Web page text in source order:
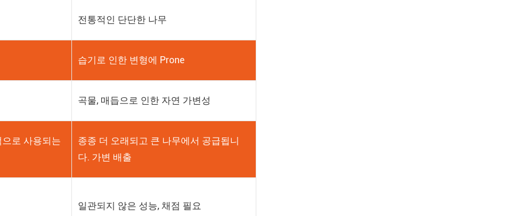
전통적인 단단한 나무
습기로 인한 변형에 Prone
곡물, 매듭으로 인한 자연 가변성
로 사용되는
종종 더 오래되고 큰 나무에서 공급됩니
다. 가변 배출
일관되지 않은 성능, 채점 필요